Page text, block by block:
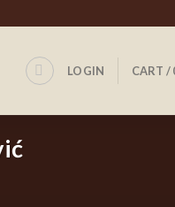
LOGIN CART /